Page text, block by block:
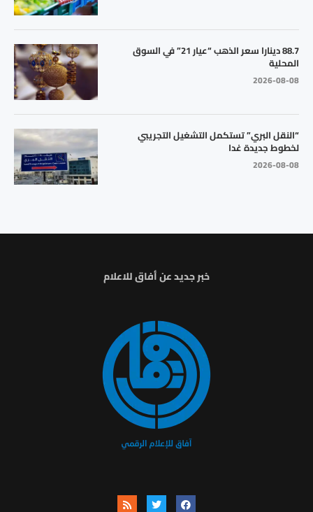
88.7 دينارا سعر الذهب “عيار 21” في السوق
المحلية
2026-08-08
“النقل البري” تستكمل التشغيل التجريبي
لخطوط جديدة غدا
2026-08-08
خبر جديد عن أفاق للاعلام